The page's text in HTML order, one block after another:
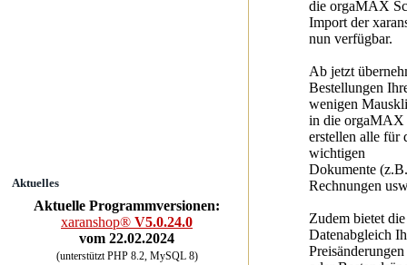
Aktuelles
Aktuelle Programmversionen:
xaranshop® V5.0.24.0
vom 22.02.2024
(unterstützt PHP 8.2, MySQL 8)
die orgaMAX
Import der
nun verfügbar.
Ab jetzt
Bestellungen
wenigen
in die orgaMAX
erstellen alle für
wichtigen
Dokumente
Rechnungen
Zudem bietet
Datenabgleich
Preisänderungen